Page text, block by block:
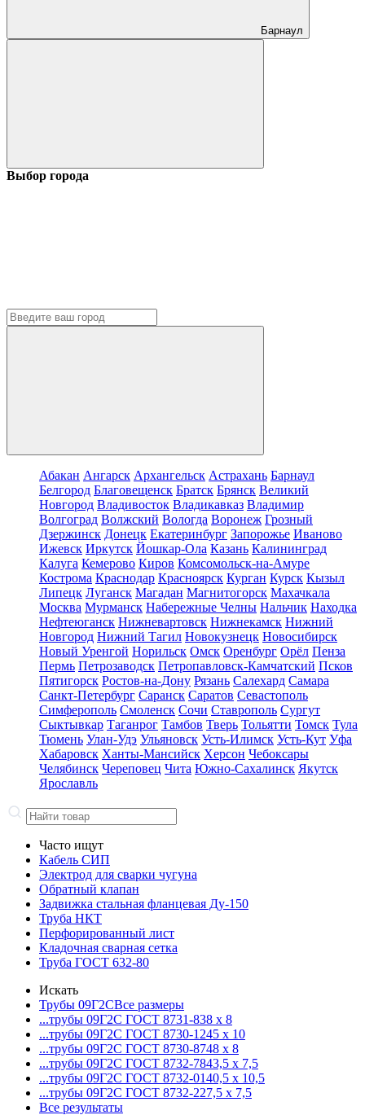
Барнаул
Выбор города
Абакан Ангарск Архангельск Астрахань Барнаул
Белгород Благовещенск Братск Брянск Великий
Новгород Владивосток Владикавказ Владимир
Волгоград Волжский Вологда Воронеж Грозный
Дзержинск Донецк Екатеринбург Запорожье Иваново
Ижевск Иркутск Йошкар-Ола Казань Калининград
Калуга Кемерово Киров Комсомольск-на-Амуре
Кострома Краснодар Красноярск Курган Курск Кызыл
Липецк Луганск Магадан Магнитогорск Махачкала
Москва Мурманск Набережные Челны Нальчик Находка
Нефтеюганск Нижневартовск Нижнекамск Нижний
Новгород Нижний Тагил Новокузнецк Новосибирск
Новый Уренгой Норильск Омск Оренбург Орёл Пенза
Пермь Петрозаводск Петропавловск-Камчатский Псков
Пятигорск Ростов-на-Дону Рязань Салехард Самара
Санкт-Петербург Саранск Саратов Севастополь
Симферополь Смоленск Сочи Ставрополь Сургут
Сыктывкар Таганрог Тамбов Тверь Тольятти Томск Тула
Тюмень Улан-Удэ Ульяновск Усть-Илимск Усть-Кут Уфа
Хабаровск Ханты-Мансийск Херсон Чебоксары
Челябинск Череповец Чита Южно-Сахалинск Якутск
Ярославль
Часто ищут
Кабель СИП
Электрод для сварки чугуна
Обратный клапан
Задвижка стальная фланцевая Ду-150
Труба НКТ
Перфорированный лист
Кладочная сварная сетка
Труба ГОСТ 632-80
Искать
Трубы 09Г2СВсе размеры
...трубы 09Г2С ГОСТ 8731-838 x 8
...трубы 09Г2С ГОСТ 8730-1245 x 10
...трубы 09Г2С ГОСТ 8730-8748 x 8
...трубы 09Г2С ГОСТ 8732-7843,5 x 7,5
...трубы 09Г2С ГОСТ 8732-0140,5 x 10,5
...трубы 09Г2С ГОСТ 8732-227,5 x 7,5
Все результаты